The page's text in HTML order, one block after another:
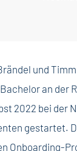
und
an der
2022 bei der
gestartet.
Onboarding-